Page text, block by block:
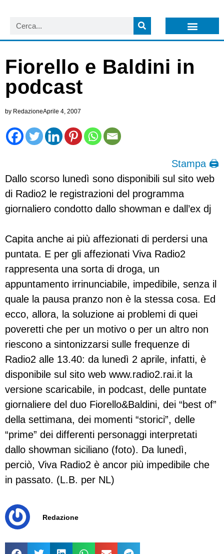
Fiorello e Baldini in
podcast
by RedazioneAprile 4, 2007
Stampa 🖨
Dallo scorso lunedì sono disponibili sul sito web
di Radio2 le registrazioni del programma
giornaliero condotto dallo showman e dall’ex dj
Capita anche ai più affezionati di perdersi una
puntata. E per gli affezionati Viva Radio2
rappresenta una sorta di droga, un
appuntamento irrinunciabile, impedibile, senza il
quale la pausa pranzo non è la stessa cosa. Ed
ecco, allora, la soluzione ai problemi di quei
poveretti che per un motivo o per un altro non
riescono a sintonizzarsi sulle frequenze di
Radio2 alle 13.40: da lunedì 2 aprile, infatti, è
disponibile sul sito web www.radio2.rai.it la
versione scaricabile, in podcast, delle puntate
giornaliere del duo Fiorello&Baldini, dei “best of”
della settimana, dei momenti “storici”, delle
“prime” dei differenti personaggi interpretati
dallo showman siciliano (foto). Da lunedì,
perciò, Viva Radio2 è ancor più impedibile che
in passato. (L.B. per NL)
Redazione